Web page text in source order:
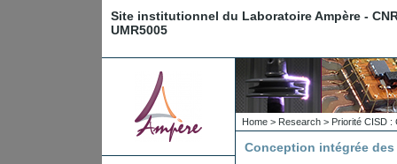
Site institutionnel du Laboratoire Ampère -
UMR5005
Home > Research > Priorité CISD :
Conception intégrée